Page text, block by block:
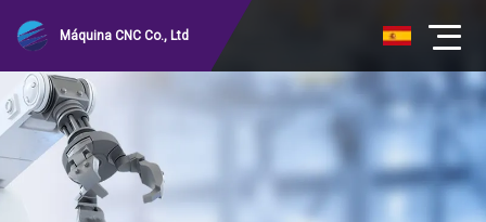
Máquina CNC Co., Ltd